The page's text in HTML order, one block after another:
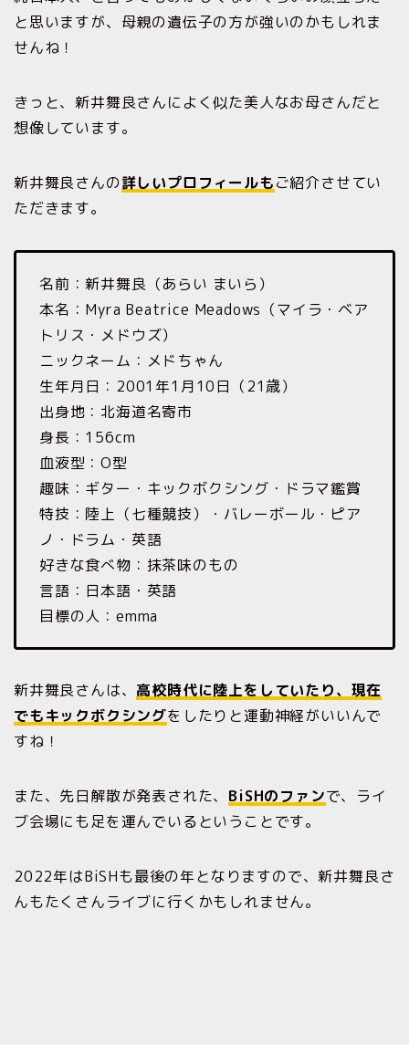
と思いますが、母親の遺伝子の方が強いのかもしれま
せんね！
きっと、新井舞良さんによく似た美人なお母さんだと
想像しています。
新井舞良さんの詳しいプロフィールもご紹介させてい
ただきます。
名前：新井舞良（あらい まいら）
本名：Myra Beatrice Meadows（マイラ・ベア
トリス・メドウズ）
ニックネーム：メドちゃん
生年月日：​​2001年1月10日（21歳）
出身地：北海道名寄市
身長：156cm
血液型：O型
趣味：ギター・キックボクシング・ドラマ鑑賞
特技：陸上（七種競技）・バレーボール・ピア
ノ・ドラム・英語
好きな食べ物：抹茶味のもの
言語：日本語・英語
目標の人：emma
新井舞良さんは、 高校時代に陸上をしていたり、現在
でもキックボクシングをしたりと運動神経がいいんで
すね！
また、先日解散が発表された、 BiSHのファンで、ライ
ブ会場にも足を運んでいるということです。
2022年はBiSHも最後の年となりますので、新井舞良さ
んもたくさんライブに行くかもしれません。